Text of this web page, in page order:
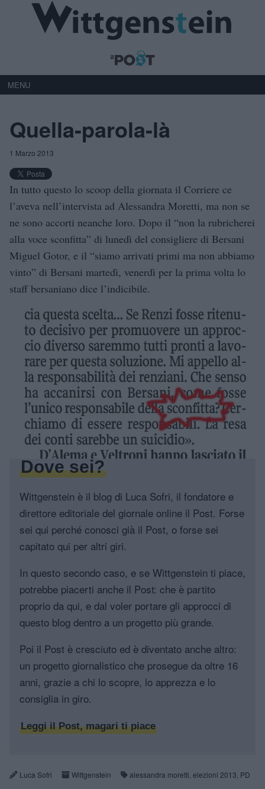
MENU
Quella-parola-là
1 Marzo 2013
In tutto questo lo scoop della giornata il Corriere ce
l’aveva nell’intervista ad Alessandra Moretti, ma non se
ne sono accorti neanche loro. Dopo il “non la rubricherei
alla voce sconfitta” di lunedì del consigliere di Bersani
Miguel Gotor, e il “siamo arrivati primi ma non abbiamo
vinto” di Bersani martedì, venerdì per la prima volta lo
staff bersaniano dice l’indicibile.
Dove sei?
Wittgenstein è il blog di Luca Sofri, il fondatore e
direttore editoriale del giornale online il Post. Forse
sei qui perché conosci già il Post, o forse sei
capitato qui per altri giri.
In questo secondo caso, e se Wittgenstein ti piace,
potrebbe piacerti anche il Post: che è partito
proprio da qui, e dal voler portare gli approcci di
questo blog dentro a un progetto più grande.
Poi il Post è cresciuto ed è diventato anche altro:
un progetto giornalistico che prosegue da oltre 16
anni, grazie a chi lo scopre, lo apprezza e lo
consiglia in giro.
Leggi il Post, magari ti piace
Luca Sofri Wittgenstein alessandra moretti elezioni 2013 PD